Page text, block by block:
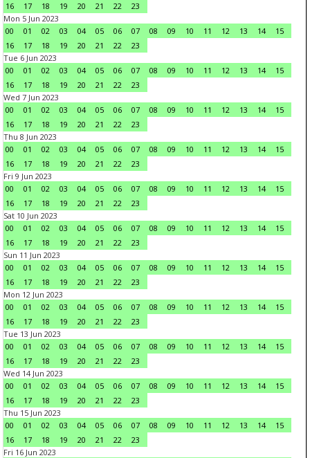
16
17 18 19 20 21 22
23
Mon 5 Jun 2023
00
01 02 03 04 05 06 07 08 09 10 11 12 13 14
15
16
17 18 19 20 21 22
23
Tue 6 Jun 2023
00
01 02 03 04 05 06 07 08 09 10 11 12 13 14
15
16
17 18 19 20 21 22
23
Wed 7 Jun 2023
00
01 02 03 04 05 06 07 08 09 10 11 12 13 14
15
16
17 18 19 20 21 22
23
Thu 8 Jun 2023
00
01 02 03 04 05 06 07 08 09 10 11 12 13 14
15
16
17 18 19 20 21 22
23
Fri 9 Jun 2023
00
01 02 03 04 05 06 07 08 09 10 11 12 13 14
15
16
17 18 19 20 21 22
23
Sat 10 Jun 2023
00
01 02 03 04 05 06 07 08 09 10 11 12 13 14
15
16
17 18 19 20 21 22
23
Sun 11 Jun 2023
00
01 02 03 04 05 06 07 08 09 10 11 12 13 14
15
16
17 18 19 20 21 22
23
Mon 12 Jun 2023
00
01 02 03 04 05 06 07 08 09 10 11 12 13 14
15
16
17 18 19 20 21 22
23
Tue 13 Jun 2023
00
01 02 03 04 05 06 07 08 09 10 11 12 13 14
15
16
17 18 19 20 21 22
23
Wed 14 Jun 2023
00
01 02 03 04 05 06 07 08 09 10 11 12 13 14
15
16
17 18 19 20 21 22
23
Thu 15 Jun 2023
00
01 02 03 04 05 06 07 08 09 10 11 12 13 14
15
16
17 18 19 20 21 22
23
Fri 16 Jun 2023